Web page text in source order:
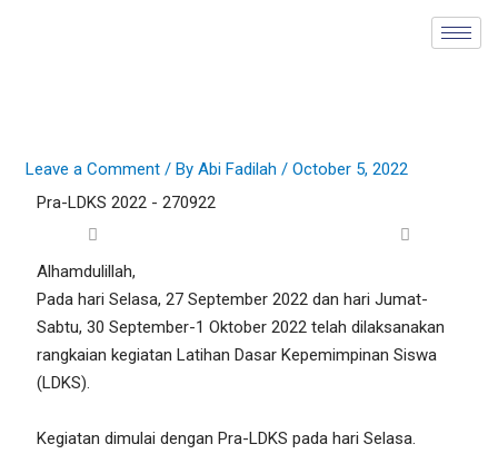
Leave a Comment / ByAbi Fadilah/October 5, 2022
Pra-LDKS 2022 - 270922
Alhamdulillah,
Pada hari Selasa, 27 September 2022 dan hari Jumat-
Sabtu, 30 September-1 Oktober 2022 telah dilaksanakan
rangkaian kegiatan Latihan Dasar Kepemimpinan Siswa
(LDKS).
Kegiatan dimulai dengan Pra-LDKS pada hari Selasa.